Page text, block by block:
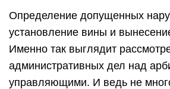
Определение допущенных
установление вины и
Именно так выглядит
административных дел над
управляющими. И ведь не много